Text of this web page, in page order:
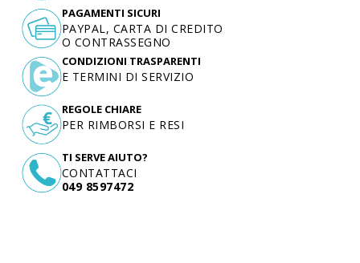
TI SERVE AIUTO?
CONTATTACI
049 8597472
PAGAMENTI SICURI
PAYPAL, CARTA DI CREDITO
O CONTRASSEGNO
CONDIZIONI TRASPARENTI
E TERMINI DI SERVIZIO
REGOLE CHIARE
PER RIMBORSI E RESI